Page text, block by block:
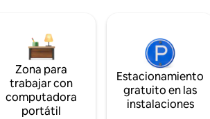
Zona para
trabajar con
computadora
portátil
Estacionamiento
gratuito en las
instalaciones